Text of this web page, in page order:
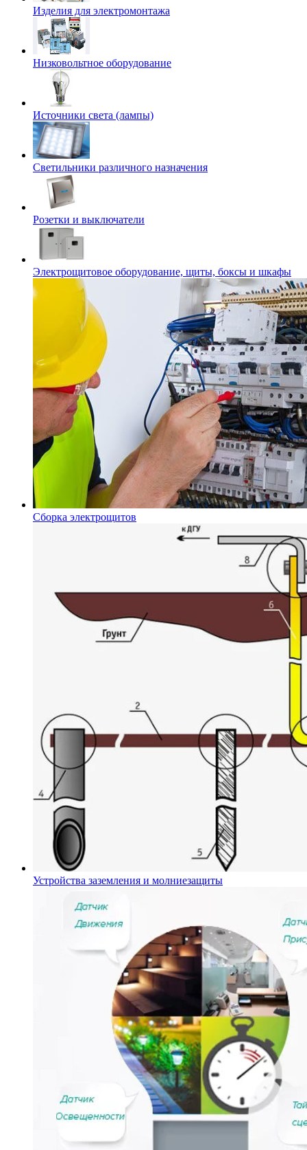
Изделия для электромонтажа
Низковольтное оборудование
Источники света (лампы)
Светильники различного назначения
Розетки и выключатели
Электрощитовое оборудование, щиты, боксы и шкафы
Сборка электрощитов
Устройства заземления и молниезащиты